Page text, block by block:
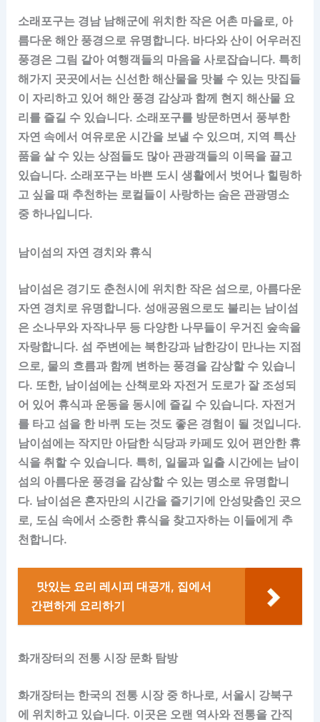
소래포구는 경남 남해군에 위치한 작은 어촌 마을로, 아
름다운 해안 풍경으로 유명합니다. 바다와 산이 어우러진
풍경은 그림 같아 여행객들의 마음을 사로잡습니다. 특히
해가지 곳곳에서는 신선한 해산물을 맛볼 수 있는 맛집들
이 자리하고 있어 해안 풍경 감상과 함께 현지 해산물 요
리를 즐길 수 있습니다. 소래포구를 방문하면서 풍부한
자연 속에서 여유로운 시간을 보낼 수 있으며, 지역 특산
품을 살 수 있는 상점들도 많아 관광객들의 이목을 끌고
있습니다. 소래포구는 바쁜 도시 생활에서 벗어나 힐링하
고 싶을 때 추천하는 로컬들이 사랑하는 숨은 관광명소
중 하나입니다.
남이섬의 자연 경치와 휴식
남이섬은 경기도 춘천시에 위치한 작은 섬으로, 아름다운
자연 경치로 유명합니다. 성애공원으로도 불리는 남이섬
은 소나무와 자작나무 등 다양한 나무들이 우거진 숲속을
자랑합니다. 섬 주변에는 북한강과 남한강이 만나는 지점
으로, 물의 흐름과 함께 변하는 풍경을 감상할 수 있습니
다. 또한, 남이섬에는 산책로와 자전거 도로가 잘 조성되
어 있어 휴식과 운동을 동시에 즐길 수 있습니다. 자전거
를 타고 섬을 한 바퀴 도는 것도 좋은 경험이 될 것입니다.
남이섬에는 작지만 아담한 식당과 카페도 있어 편안한 휴
식을 취할 수 있습니다. 특히, 일몰과 일출 시간에는 남이
섬의 아름다운 풍경을 감상할 수 있는 명소로 유명합니
다. 남이섬은 혼자만의 시간을 즐기기에 안성맞춤인 곳으
로, 도심 속에서 소중한 휴식을 찾고자하는 이들에게 추
천합니다.
맛있는 요리 레시피 대공개, 집에서
간편하게 요리하기
화개장터의 전통 시장 문화 탐방
화개장터는 한국의 전통 시장 중 하나로, 서울시 강북구
에 위치하고 있습니다. 이곳은 오랜 역사와 전통을 간직